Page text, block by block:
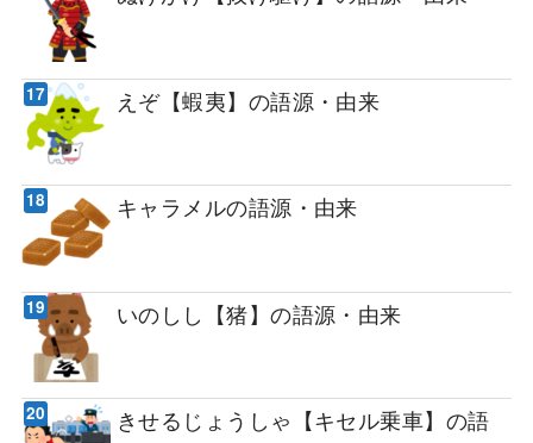
えぞ【蝦夷】の語源・由来
キャラメルの語源・由来
いのしし【猪】の語源・由来
きせるじょうしゃ【キセル乗車】の語